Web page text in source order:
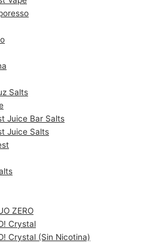
Salts
Juice Bar Salts
Juice Salts
ZERO
Crystal
Crystal (Sin Nicotina)